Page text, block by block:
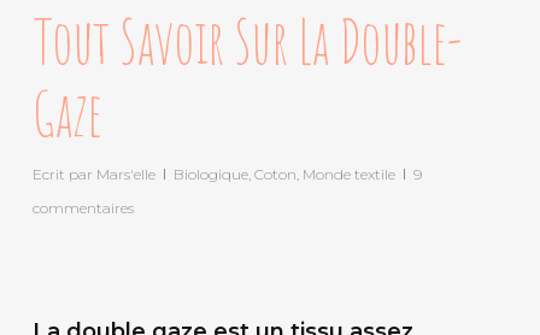
Tout Savoir Sur La Double-
Gaze
Ecrit par Mars'elle Biologique, Coton Monde textile
9
commentaires